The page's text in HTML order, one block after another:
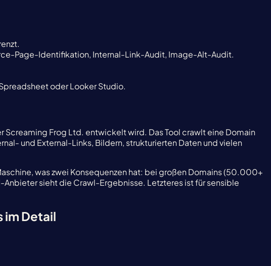
Page-Identifikation, Internal-Link-Audit, Image-Alt-Audit.
oder Looker Studio.
Frog Ltd. entwickelt wird. Das Tool crawlt eine Domain
und External-Links, Bildern, strukturierten Daten und vielen
was zwei Konsequenzen hat: bei großen Domains (50.000+
sieht die Crawl-Ergebnisse. Letzteres ist für sensible
im Detail